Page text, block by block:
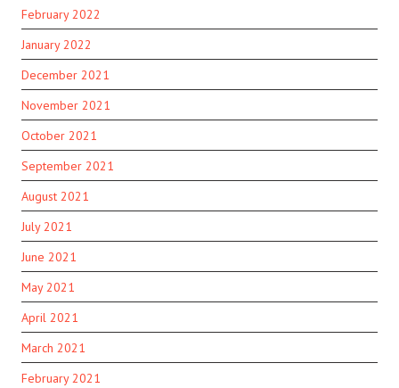
February 2022
January 2022
December 2021
November 2021
October 2021
September 2021
August 2021
July 2021
June 2021
May 2021
April 2021
March 2021
February 2021